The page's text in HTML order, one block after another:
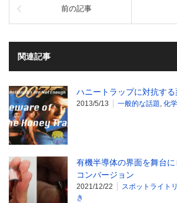
前の記事
関連記事
ハニートラップに対抗す
2013/5/13 一般的な話題, 化
有機半導体の界面を舞台
コンバージョン
2021/12/22 スポットライト
き